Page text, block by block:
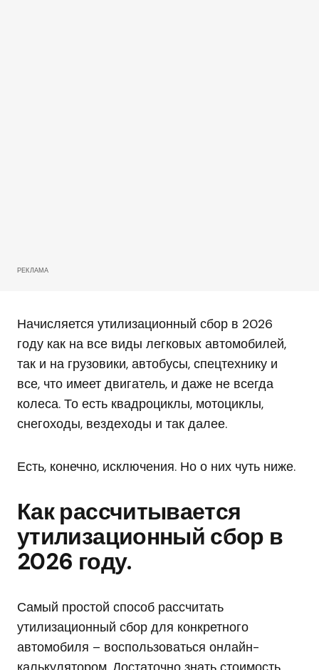
РЕКЛАМА
Начисляется утилизационный сбор в 2026
году как на все виды легковых автомобилей,
так и на грузовики, автобусы, спецтехнику и
все, что имеет двигатель, и даже не всегда
колеса. То есть квадроциклы, мотоциклы,
снегоходы, вездеходы и так далее.
Есть, конечно, исключения. Но о них чуть ниже.
Как рассчитывается
утилизационный сбор в
2026 году.
Самый простой способ рассчитать
утилизационный сбор для конкретного
автомобиля – воспользоваться онлайн-